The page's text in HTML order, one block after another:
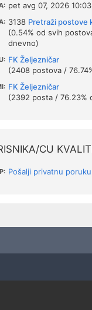
pet avg 07, 2026
3138 Pretraži postove
(0.54% od svih
dnevno)
FK Željezničar
(2408 postova /
FK Željezničar
(2392 posta / 76.23%
CU
Pošalji privatnu poruku